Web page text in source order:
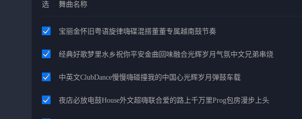
选 舞曲名称
宝丽金怀旧粤语旋律嗨碟混搭董董专属越南鼓节奏
经典好歌梦里水乡祝你平安金曲回味融合光辉岁月气氛中文兄弟串烧
中英文ClubDance慢慢嗨碰撞我的中国心光辉岁月弹鼓车载
夜店必放电鼓House外文超嗨联合爱的路上千万里Prog包房漫步上头